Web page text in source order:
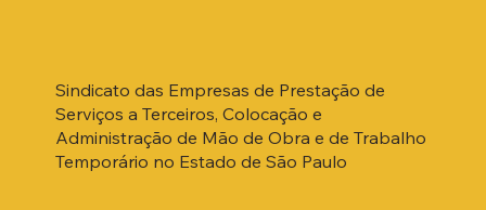
Sindicato das Empresas de Prestação de
Serviços a Terceiros, Colocação e
Administração de Mão de Obra e de Trabalho
Temporário no Estado de São Paulo